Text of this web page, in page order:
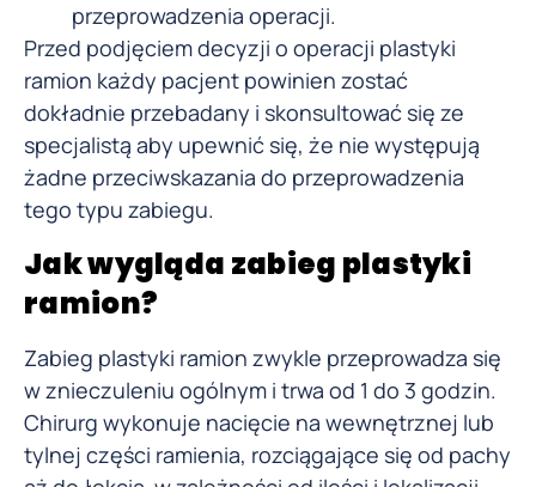
przeprowadzenia operacji.
Przed podjęciem decyzji o operacji plastyki
ramion każdy pacjent powinien zostać
dokładnie przebadany i skonsultować się ze
specjalistą aby upewnić się, że nie występują
żadne przeciwskazania do przeprowadzenia
tego typu zabiegu.
Jak wygląda zabieg plastyki
ramion?
Zabieg plastyki ramion zwykle przeprowadza się
w znieczuleniu ogólnym i trwa od 1 do 3 godzin.
Chirurg wykonuje nacięcie na wewnętrznej lub
tylnej części ramienia, rozciągające się od pachy